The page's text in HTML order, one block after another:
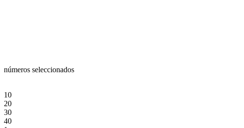
números seleccionados
10
20
30
40